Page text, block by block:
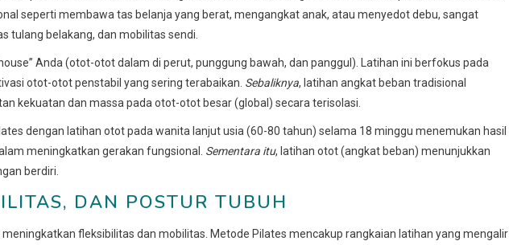
seperti membawa tas belanja yang berat, mengangkat anak, atau menyedot debu, sangat
tulang belakang, dan mobilitas sendi.
Anda (otot-otot dalam di perut, punggung bawah, dan panggul). Latihan ini berfokus pada
otot-otot penstabil yang sering terabaikan. Sebaliknya, latihan angkat beban tradisional
kekuatan dan massa pada otot-otot besar (global) secara terisolasi.
dengan latihan otot pada wanita lanjut usia (60-80 tahun) selama 18 minggu menemukan hasil
meningkatkan gerakan fungsional. Sementara itu, latihan otot (angkat beban) menunjukkan
berdiri.
DAN POSTUR TUBUH
fleksibilitas dan mobilitas. Metode Pilates mencakup rangkaian latihan yang mengalir